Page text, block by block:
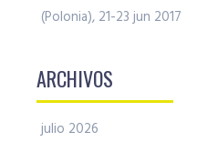
(Polonia), 21-23 jun 2017
ARCHIVOS
julio 2026